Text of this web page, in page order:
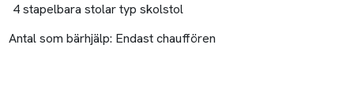
4 stapelbara stolar typ skolstol
Antal som bärhjälp: Endast chauffören